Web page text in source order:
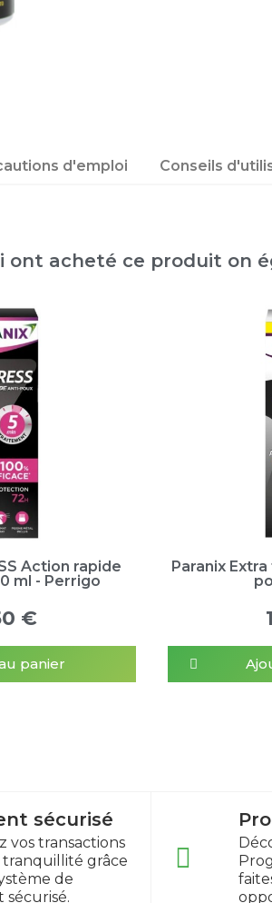
d'emploi Conseils
ont acheté ce produit on
Action rapide
ml - Perrigo
€
panier
Paranix
sécurisé
vos transactions
grâce
de
sécurisé.